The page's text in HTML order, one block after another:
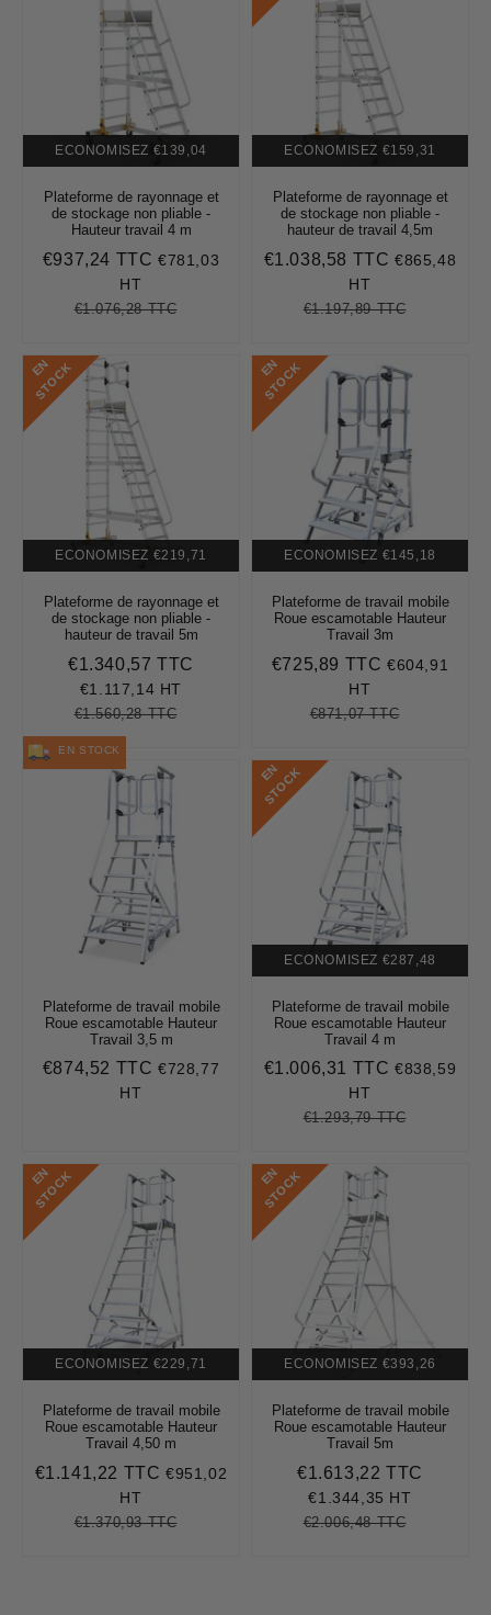
ECONOMISEZ €139,04
Plateforme de rayonnage et
de stockage non pliable -
Hauteur travail 4 m
Prix
€937,24 TTC €937,24
€781,03
HT
Prix
€1.076,28 TTC€1.076,28
ECONOMISEZ €159,31
Plateforme de rayonnage et
de stockage non pliable -
hauteur de travail 4,5m
Prix
€1.038,58 TTC€1.038,58
€865,48
HT
Prix
€1.197,89 TTC€1.197,89
E
N
S
T
O
C
K
ECONOMISEZ €219,71
Plateforme de rayonnage et
de stockage non pliable -
hauteur de travail 5m
Prix
réduit
€1.340,57 TTC €1.340,57
€1.117,14 HT
Prix
régulier
€1.560,28 TTC€1.560,28
E
N
S
T
O
C
K
ECONOMISEZ €145,18
Plateforme de travail mobile
Roue escamotable Hauteur
Travail 3m
Prix
€725,89 TTC €725,89
€604,91
HT
Prix
€871,07 TTC€871,07
EN STOCK
Plateforme de travail mobile
Roue escamotable Hauteur
Travail 3,5 m
Prix
€874,52 TTC €874,52
€728,77
HT
E
N
S
T
O
C
K
ECONOMISEZ €287,48
Plateforme de travail mobile
Roue escamotable Hauteur
Travail 4 m
Prix
€1.006,31 TTC€1.006,31
€838,59
HT
Prix
€1.293,79 TTC€1.293,79
E
N
S
T
O
C
K
ECONOMISEZ €229,71
Plateforme de travail mobile
Roue escamotable Hauteur
Travail 4,50 m
Prix
€1.141,22 TTC€1.141,22
€951,02
HT
Prix
€1.370,93 TTC€1.370,93
E
N
S
T
O
C
K
ECONOMISEZ €393,26
Plateforme de travail mobile
Roue escamotable Hauteur
Travail 5m
Prix
réduit
€1.613,22 TTC
€1.344,35 HT
Prix
€2.006,48 TTC€2.006,48